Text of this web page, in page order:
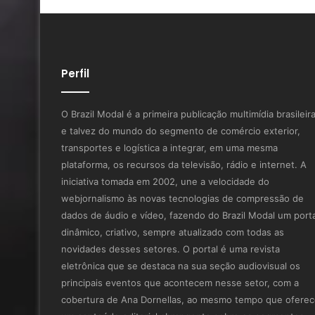
Perfil
O Brazil Modal é a primeira publicação multimídia brasileira
e talvez do mundo do segmento de comércio exterior,
transportes e logística a integrar, em uma mesma
plataforma, os recursos da televisão, rádio e internet. A
iniciativa tomada em 2002, une a velocidade do
webjornalismo às novas tecnologias de compressão de
dados de áudio e vídeo, fazendo do Brazil Modal um
dinâmico, criativo, sempre atualizado com todas as
novidades desses setores. O portal é uma revista
eletrônica que se destaca na sua seção audiovisual os
principais eventos que acontecem nesse setor, com a
cobertura de Ana Dornellas, ao mesmo tempo que